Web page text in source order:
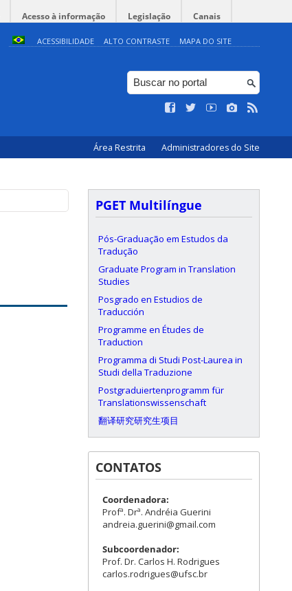
Acesso à informação Legislação Canais
ACESSIBILIDADE ALTO CONTRASTE MAPA DO SITE
Área Restrita Administradores do Site
PGET Multilíngue
Pós-Graduação em Estudos da
Tradução
Graduate Program in Translation
Studies
Posgrado en Estudios de
Traducción
Programme en Études de
Traduction
Programma di Studi Post-Laurea in
Studi della Traduzione
Postgraduiertenprogramm für
Translationswissenschaft
翻译研究研究生项目
CONTATOS
Coordenadora:
Profª. Drª. Andréia Guerini
andreia.guerini@gmail.com
Subcoordenador:
Prof. Dr. Carlos H. Rodrigues
carlos.rodrigues@ufsc.br